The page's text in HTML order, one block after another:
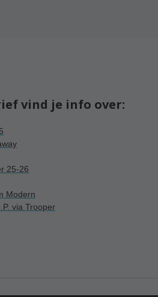
vind je info over:
25-26
Modern
via Trooper